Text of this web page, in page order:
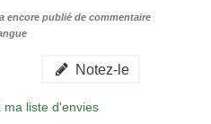
encore publié de commentaire
Notez-le
ma liste d'envies